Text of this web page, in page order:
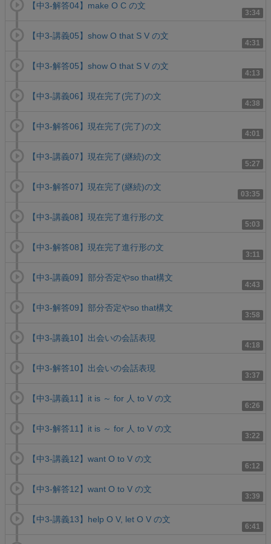
3:34
【中3-解答04】make O C の文
4:31
【中3-講義05】show O that S V の文
4:13
【中3-解答05】show O that S V の文
4:38
【中3-講義06】現在完了(完了)の文
4:01
【中3-解答06】現在完了(完了)の文
5:27
【中3-講義07】現在完了(継続)の文
03:35
【中3-解答07】現在完了(継続)の文
5:03
【中3-講義08】現在完了進行形の文
3:11
【中3-解答08】現在完了進行形の文
4:43
【中3-講義09】部分否定やso that構文
3:58
【中3-解答09】部分否定やso that構文
4:18
【中3-講義10】出会いの会話表現
3:37
【中3-解答10】出会いの会話表現
6:26
【中3-講義11】it is ～ for 人 to V の文
3:22
【中3-解答11】it is ～ for 人 to V の文
6:12
【中3-講義12】want O to V の文
3:39
【中3-解答12】want O to V の文
6:41
【中3-講義13】help O V, let O V の文